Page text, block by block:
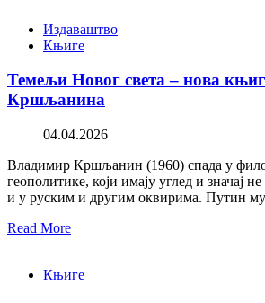
Издаваштво
Књиге
Темељи Новог света – нова
Кршљанина
04.04.2026
Владимир Кршљанин (1960) спада у
геополитике, који имају углед и значај
и у руским и другим оквирима. Путин
Read More
Књиге